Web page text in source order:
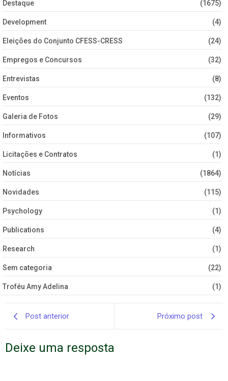
Destaque (1675)
Development (4)
Eleições do Conjunto CFESS-CRESS (24)
Empregos e Concursos (32)
Entrevistas (8)
Eventos (132)
Galeria de Fotos (29)
Informativos (107)
Licitações e Contratos (1)
Notícias (1864)
Novidades (115)
Psychology (1)
Publications (4)
Research (1)
Sem categoria (22)
Troféu Amy Adelina (1)
Post anterior Próximo post
Deixe uma resposta